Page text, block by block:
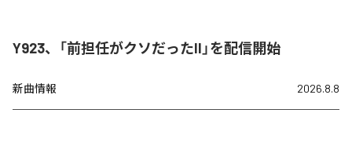
Y923、「前担任がクソだったII」を配信開始
新曲情報 2026.8.8